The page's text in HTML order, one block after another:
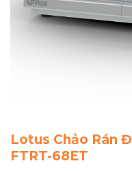
Lotus Chảo Rán
FTRT-68ET